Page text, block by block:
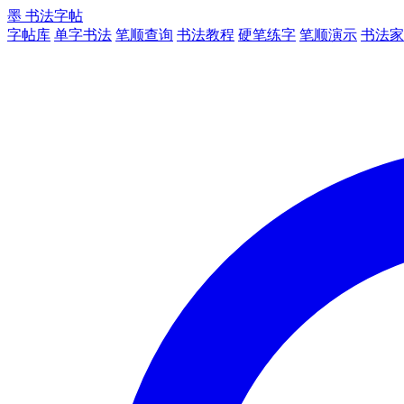
墨 书法字帖
字帖库 单字书法 笔顺查询 书法教程 硬笔练字 笔顺演示 书法家